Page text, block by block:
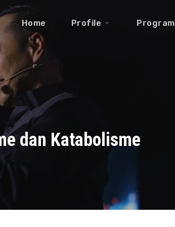
Home Profile Program
dan Katabolisme